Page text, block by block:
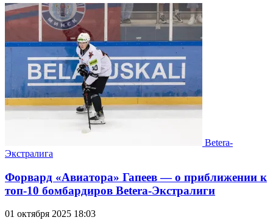
Betera-
Экстралига
Форвард «Авиатора» Гапеев — о приближении к
топ-10 бомбардиров Betera-Экстралиги
01 октября 2025 18:03